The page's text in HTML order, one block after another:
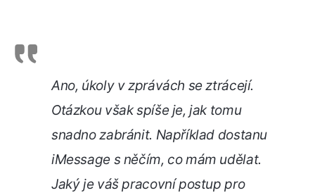
Ano, úkoly v zprávách se ztrácejí.
Otázkou však spíše je, jak tomu
snadno zabránit. Například dostanu
iMessage s něčím, co mám udělat.
Jaký je váš pracovní postup pro